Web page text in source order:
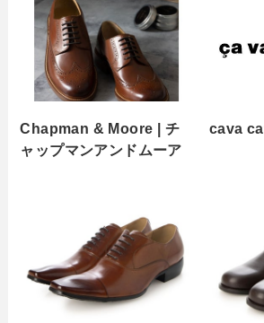
Chapman & Moore | チ
ャップマンアンドムーア
cava